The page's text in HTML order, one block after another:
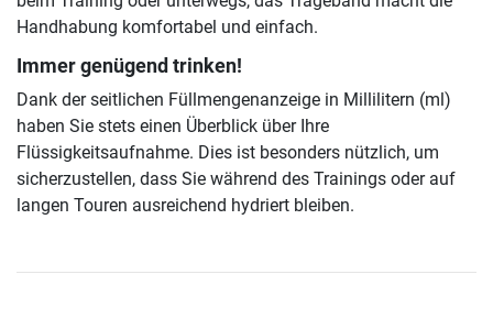
Handhabung komfortabel und einfach.
Immer genügend trinken!
Dank der seitlichen Füllmengenanzeige in Millilitern (ml)
haben Sie stets einen Überblick über Ihre
Flüssigkeitsaufnahme. Dies ist besonders nützlich, um
sicherzustellen, dass Sie während des Trainings oder auf
langen Touren ausreichend hydriert bleiben.